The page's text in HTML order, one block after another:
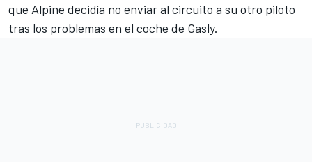
que Alpine decidía no enviar al circuito a su otro piloto
tras los problemas en el coche de Gasly.